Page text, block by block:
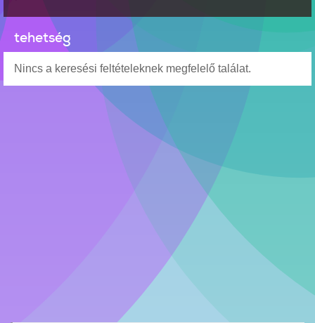
tehetség
Nincs a keresési feltételeknek megfelelő találat.